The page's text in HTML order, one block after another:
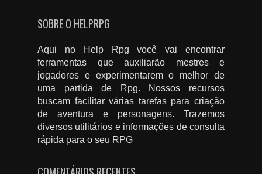
SOBRE O HELPRPG
Aqui no Help Rpg você vai encontrar
ferramentas que auxiliarão mestres e
jogadores e experimentarem o melhor de
uma partida de Rpg. Nossos recursos
buscam facilitar várias tarefas para criação
de aventura e personagens. Trazemos
diversos utilitários e informações de consulta
rápida para o seu RPG